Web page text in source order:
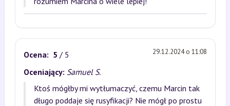
Ocena: 5 / 5 29.12.2024 o 11:08
Oceniający: Samuel S.
Ktoś mógłby mi wytłumaczyć, czemu Marcin tak
długo poddaje się rusyfikacji? Nie mógł po prostu